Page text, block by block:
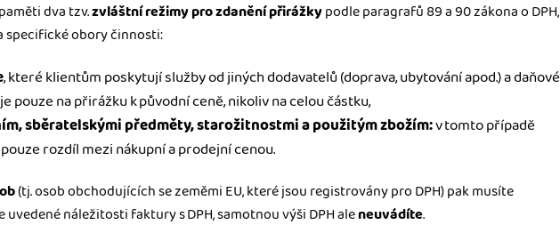
dva tzv.zvláštní režimypro zdanění přirážkypodle paragrafů 89 a 90 zákona o DPH,
specifické obory činnosti:
, které klientům poskytují služby od jiných dodavatelů (doprava, ubytování apod.) a daňové
pouze na přirážku k původní ceně, nikoliv na celou částku,
sběratelskými předměty, starožitnostmi a použitým zbožím:v tomto případě
rozdíl mezi nákupní a prodejní cenou.
(tj. osob obchodujících se zeměmi EU, které jsou registrovány pro DPH) pak musíte
náležitosti faktury s DPH, samotnou výši DPH aleneuvádíte.